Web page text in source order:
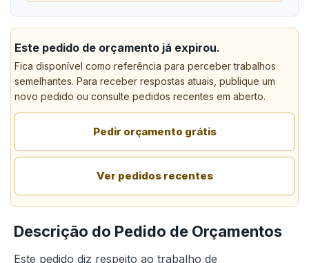
Este pedido de orçamento já expirou.
Fica disponível como referência para perceber trabalhos
semelhantes. Para receber respostas atuais, publique um
novo pedido ou consulte pedidos recentes em aberto.
Pedir orçamento grátis
Ver pedidos recentes
Descrição do Pedido de Orçamentos
Este pedido diz respeito ao trabalho de